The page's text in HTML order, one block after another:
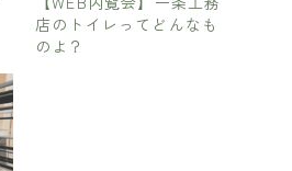
店のトイレってどんなも
のよ？